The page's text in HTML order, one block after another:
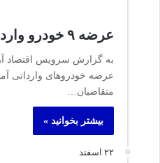
عرضه ۹ خودرو وارداتی در سامانه یکپارچه
به گزارش سرویس اقتصاد
عرضه خودروهای وارداتی
متقاضیان…
بیشتر بخوانید »
۲۲ اسفند